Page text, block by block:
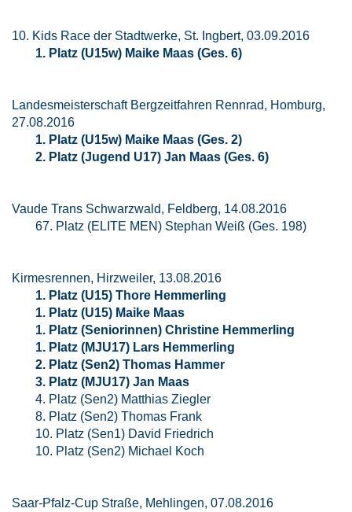
10. Kids Race der Stadtwerke, St. Ingbert, 03.09.2016
1. Platz (U15w) Maike Maas (Ges. 6)
Landesmeisterschaft Bergzeitfahren Rennrad, Homburg,
27.08.2016
1. Platz (U15w) Maike Maas (Ges. 2)
2. Platz (Jugend U17) Jan Maas (Ges. 6)
Vaude Trans Schwarzwald, Feldberg, 14.08.2016
67. Platz (ELITE MEN) Stephan Weiß (Ges. 198)
Kirmesrennen, Hirzweiler, 13.08.2016
1. Platz (U15) Thore Hemmerling
1. Platz (U15) Maike Maas
1. Platz (Seniorinnen) Christine Hemmerling
1. Platz (MJU17) Lars Hemmerling
2. Platz (Sen2) Thomas Hammer
3. Platz (MJU17) Jan Maas
4. Platz (Sen2) Matthias Ziegler
8. Platz (Sen2) Thomas Frank
10. Platz (Sen1) David Friedrich
10. Platz (Sen2) Michael Koch
Saar-Pfalz-Cup Straße, Mehlingen, 07.08.2016